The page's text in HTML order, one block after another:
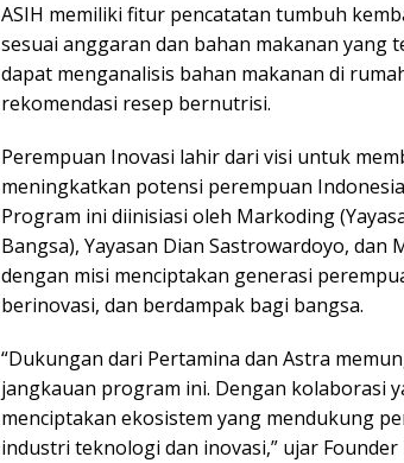
ASIH memiliki fitur pencatatan tumbuh
sesuai anggaran dan bahan makanan yang
dapat menganalisis bahan makanan di
rekomendasi resep bernutrisi.
Perempuan Inovasi lahir dari visi untuk
meningkatkan potensi perempuan
Program ini diinisiasi oleh Markoding
Bangsa), Yayasan Dian Sastrowardoyo, dan
dengan misi menciptakan generasi
berinovasi, dan berdampak bagi bangsa.
“Dukungan dari Pertamina dan Astra
jangkauan program ini. Dengan kolaborasi
menciptakan ekosistem yang mendukung
industri teknologi dan inovasi,” ujar Founder